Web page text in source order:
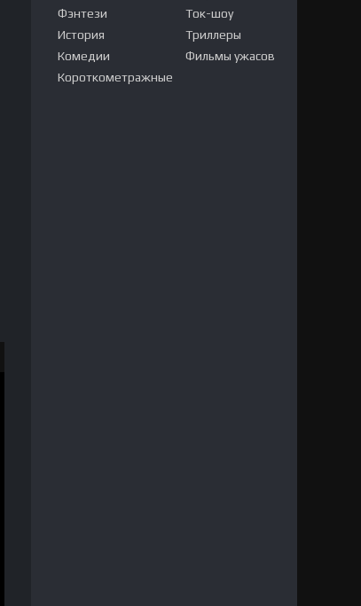
Фэнтези
История
Комедии
Короткометражные
Ток-шоу
Триллеры
Фильмы ужасов